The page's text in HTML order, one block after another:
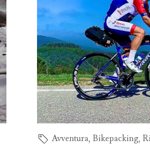
Avventura,Bikepacking,